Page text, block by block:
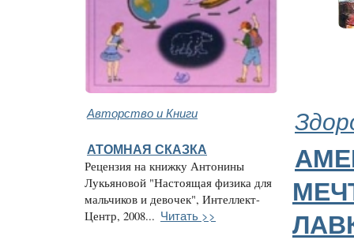
Авторство и Книги
АТОМНАЯ СКАЗКА
Рецензия на книжку Антонины
Лукьяновой "Настоящая физика для
мальчиков и девочек", Интеллект-
Центр, 2008... Читать >>